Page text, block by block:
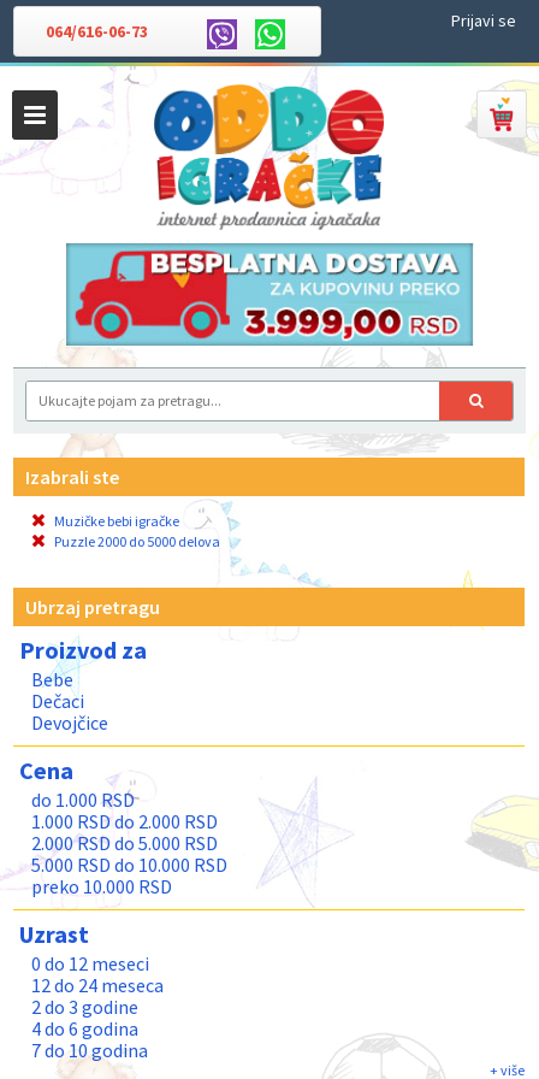
064/616-06-73 Prijavi se
Izabrali ste
Muzičke bebi igračke
Puzzle 2000 do 5000 delova
Ubrzaj pretragu
Proizvod za
Bebe
Dečaci
Devojčice
Cena
do 1.000 RSD
1.000 RSD do 2.000 RSD
2.000 RSD do 5.000 RSD
5.000 RSD do 10.000 RSD
preko 10.000 RSD
Uzrast
0 do 12 meseci
12 do 24 meseca
2 do 3 godine
4 do 6 godina
7 do 10 godina
11 do 13 godina
+ više